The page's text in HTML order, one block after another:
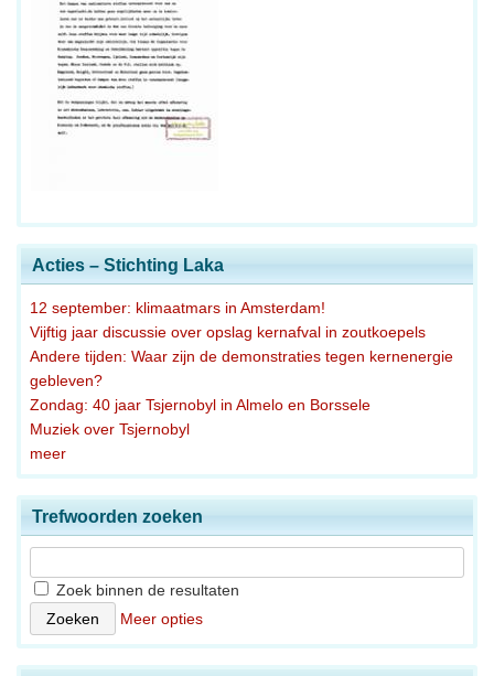
Acties – Stichting Laka
12 september: klimaatmars in Amsterdam!
Vijftig jaar discussie over opslag kernafval in zoutkoepels
Andere tijden: Waar zijn de demonstraties tegen kernenergie
gebleven?
Zondag: 40 jaar Tsjernobyl in Almelo en Borssele
Muziek over Tsjernobyl
meer
Trefwoorden zoeken
Zoek binnen de resultaten
Meer opties